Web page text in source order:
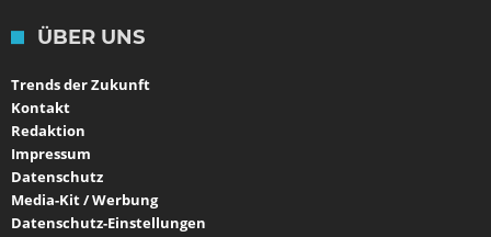
ÜBER UNS
Trends der Zukunft
Kontakt
Redaktion
Impressum
Datenschutz
Media-Kit / Werbung
Datenschutz-Einstellungen